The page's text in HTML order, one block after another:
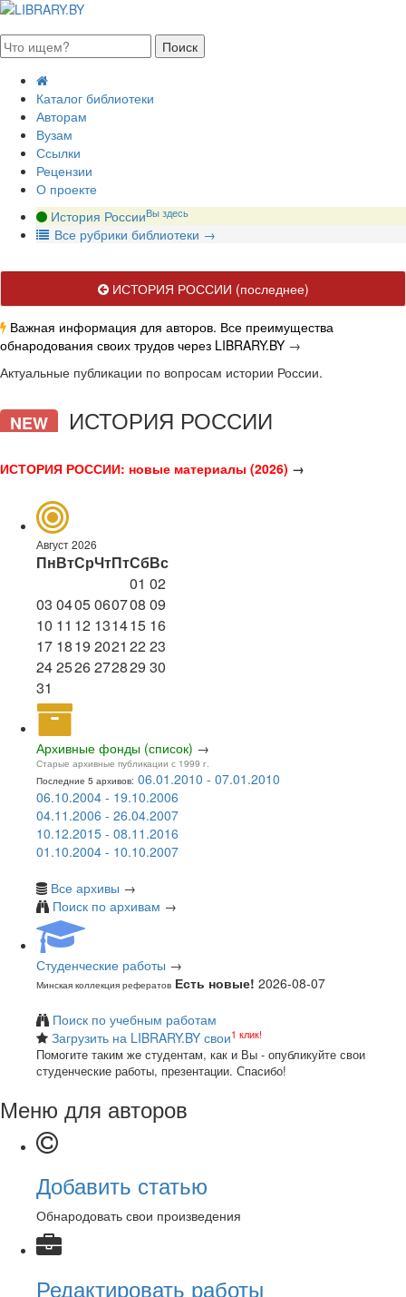
Каталог библиотеки
Авторам
Вузам
Ссылки
Рецензии
О проекте
История РоссииВы здесь
Все рубрики библиотеки →
ИСТОРИЯ РОССИИ (последнее)
Важная информация для авторов. Все преимущества
обнародования своих трудов через LIBRARY.BY →
Актуальные публикации по вопросам истории России.
NEW ИСТОРИЯ РОССИИ
ИСТОРИЯ РОССИИ: новые материалы (2026) →
Август 2026
ПнВтСрЧтПтСбВс
01 02
03 0405060708 09
10 11 12 131415 16
17 1819 2021 2223
242526272829 30
31
Архивные фонды (список) →
Старые архивные публикации с 1999 г.
Последние 5 архивов: 06.01.2010 - 07.01.2010
06.10.2004 - 19.10.2006
04.11.2006 - 26.04.2007
10.12.2015 - 08.11.2016
01.10.2004 - 10.10.2007
Все архивы →
Поиск по архивам →
Студенческие работы →
Минская коллекция рефератов Есть новые! 2026-08-07
Поиск по учебным работам
Загрузить на LIBRARY.BY свои1 клик!
Помогите таким же студентам, как и Вы - опубликуйте свои
студенческие работы, презентации. Спасибо!
Меню для авторов
Добавить статью
Обнародовать свои произведения
Редактировать работы